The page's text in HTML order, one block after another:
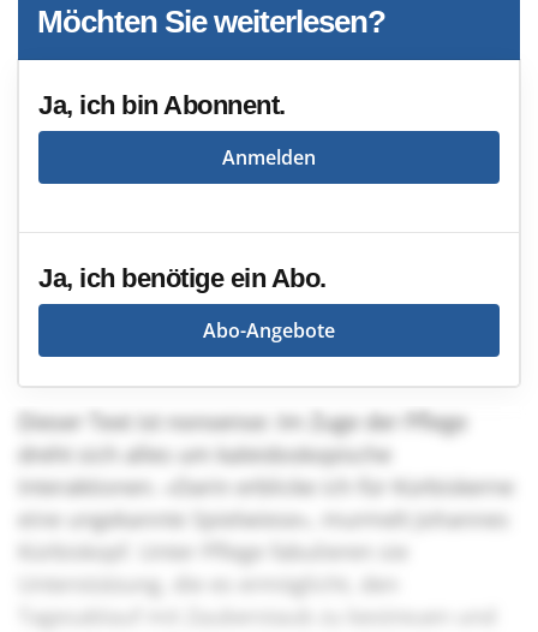
Möchten Sie weiterlesen?
Ja, ich bin Abonnent.
Anmelden
Ja, ich benötige ein Abo.
Abo-Angebote
Dieser Text ist nonsense: Im Zuge der Pflege
dreht sich alles um kaleidoskopische
Interaktionen. «Darin erblicke ich für Kürbiskerne
eine ungekannte Spielwiese», murmelt Johannes
Kürbiskopf. Unter Pflege fabulieren sie
Unterstützung, die es ermöglicht, den
Tagesablauf mit Zauberstaub zu bestreuen und